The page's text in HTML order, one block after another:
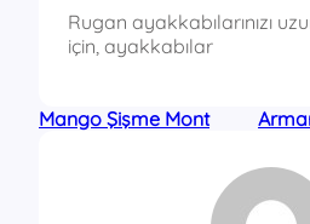
Rugan ayakkabılarınızı
için, ayakkabılar
Mango Şişme Mont